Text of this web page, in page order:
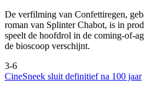
De verfilming van Confettiregen,
roman van Splinter Chabot, is in
speelt de hoofdrol in de coming-of-
de bioscoop verschijnt.
3-6
CineSneek sluit definitief na 100 jaar